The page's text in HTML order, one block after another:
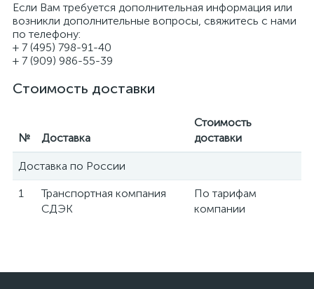
Если Вам требуется дополнительная информация или
возникли дополнительные вопросы, свяжитесь с нами
по телефону:
+ 7 (495) 798-91-40
+ 7 (909) 986-55-39
Стоимость доставки
№ Доставка
Стоимость
доставки
Доставка по России
1
Транспортная компания
СДЭК
По тарифам
компании